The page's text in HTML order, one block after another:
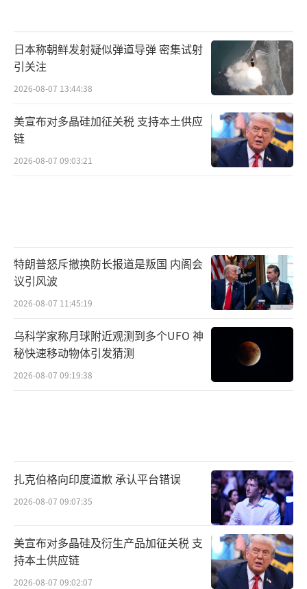
日本称朝鲜发射疑似弹道导弹 密集试射
引关注
2026-08-07 13:44:38
美宣布对多晶硅加征关税 支持本土供应
链
2026-08-07 09:03:21
特朗普怒斥撤换防长报道是叛国 内阁会
议引风波
2026-08-07 11:45:19
乌科学家称月球附近观测到多个UFO 神
秘快速移动物体引发猜测
2026-08-07 09:19:38
扎克伯格向印度道歉 承认平台错误
2026-08-07 09:07:35
美宣布对多晶硅及衍生产品加征关税 支
持本土供应链
2026-08-07 09:02:07